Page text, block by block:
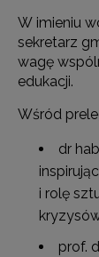
W imieniu
sekretarz
wagę
edukacji.
Wśród
dr
i rolę
prof.